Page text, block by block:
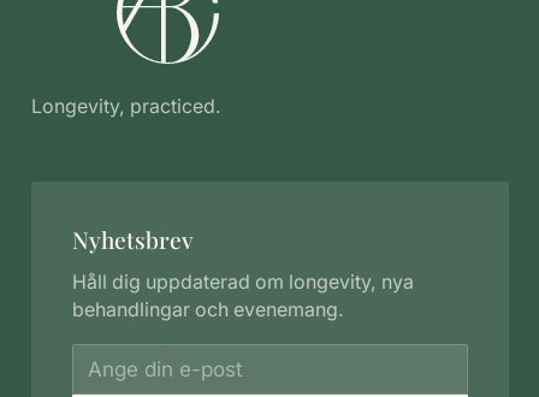
Longevity, practiced.
Nyhetsbrev
Håll dig uppdaterad om longevity, nya
behandlingar och evenemang.